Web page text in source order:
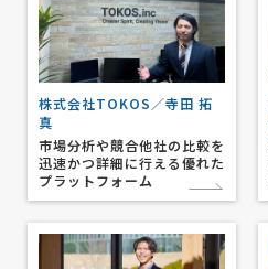
株式会社TOKOS／寺田 拓
真
市場分析や競合他社の比較を
迅速かつ詳細に行える優れた
プラットフォーム